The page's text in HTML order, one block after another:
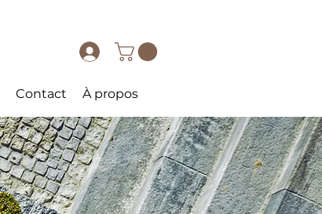
Contact À propos